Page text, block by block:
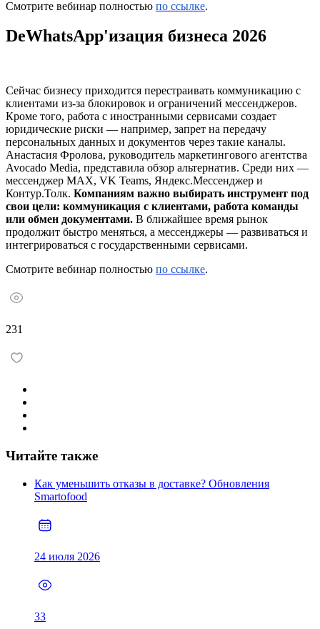
Смотрите вебинар полностью по ссылке.
DeWhatsApp'изация бизнеса 2026
Сейчас бизнесу приходится перестраивать коммуникацию с
клиентами из-за блокировок и ограничений мессенджеров.
Кроме того, работа с иностранными сервисами создает
юридические риски — например, запрет на передачу
персональных данных и документов через такие каналы.
Анастасия Фролова, руководитель маркетингового агентства
Avocado Media, представила обзор альтернатив. Среди них —
мессенджер MAX, VK Teams, Яндекс.Мессенджер и
Контур.Толк. Компаниям важно выбирать инструмент под
свои цели: коммуникация с клиентами, работа команды
или обмен документами. В ближайшее время рынок
продолжит быстро меняться, а мессенджеры — развиваться и
интегрироваться с государственными сервисами.
Смотрите вебинар полностью по ссылке.
231
Читайте также
Как уменьшить отказы в доставке? Обновления
Smartofood
24 июля 2026
33